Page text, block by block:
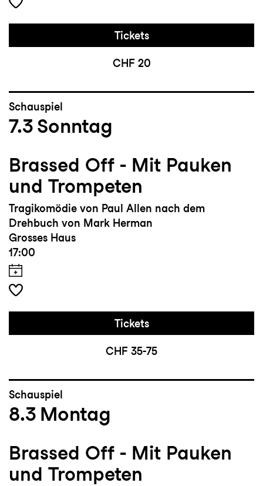
Tickets
CHF 20
Schauspiel
7.3 Sonntag
Brassed Off - Mit Pauken
und Trompeten
Tragikomödie von Paul Allen nach dem
Drehbuch von Mark Herman
Grosses Haus
17:00
Tickets
CHF 35-75
Schauspiel
8.3 Montag
Brassed Off - Mit Pauken
und Trompeten